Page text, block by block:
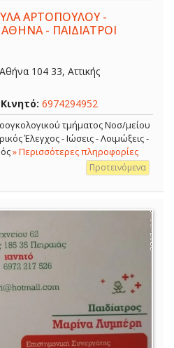
ΑΡΤΟΠΟΥΛΟΥ -
- ΠΑΙΔΙΑΤΡΟΙ
104 33, Αττικής
Κινητό: 6974294952
τμήματος Νοσ/μείου
Έλεγχος - Ιώσεις - Λοιμώξεις -
» Περισσότερες πληροφορίες
Προτεινόμενα